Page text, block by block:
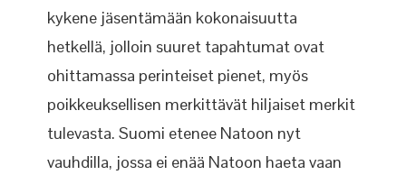
kykene jäsentämään kokonaisuutta
hetkellä, jolloin suuret tapahtumat ovat
ohittamassa perinteiset pienet, myös
poikkeuksellisen merkittävät hiljaiset merkit
tulevasta. Suomi etenee Natoon nyt
vauhdilla, jossa ei enää Natoon haeta vaan